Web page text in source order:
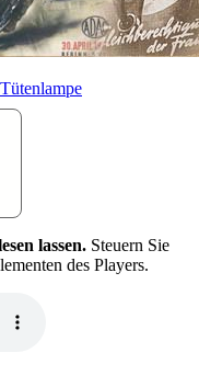
lassen. Steuern Sie
des Players.